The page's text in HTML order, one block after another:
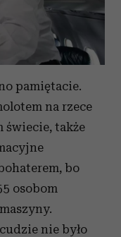
pamiętacie.
na rzece
świecie, także
bo
osobom
nie było